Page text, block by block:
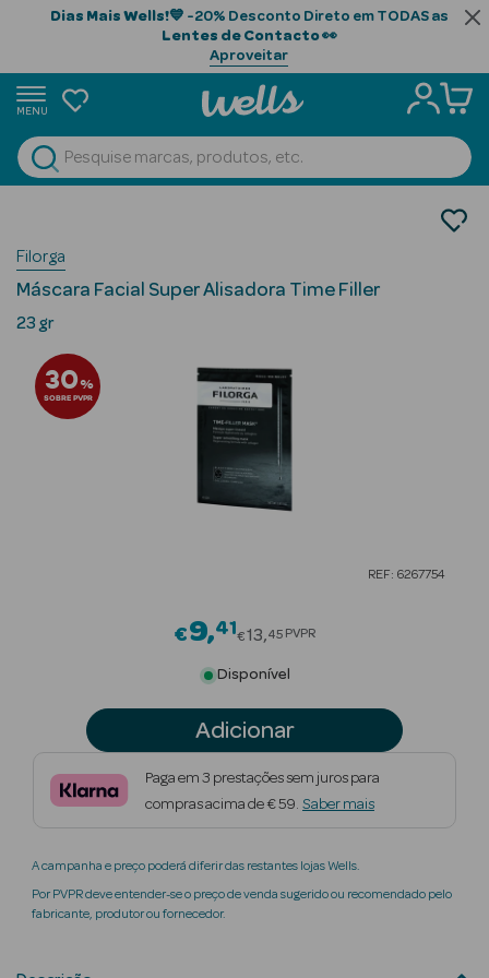
Dias Mais Wells!💙 -20% Desconto Direto em TODAS as
Lentes de Contacto👀
Aproveitar
MENU
Ver Tudo
Beauty Season
Cabelo
Beauty Season
Cosmética
Beauty Season
Maquilhagem
Beauty Season
Perfumes
Máscaras Faciais
Filorga
Máscara Facial Super Alisadora Time Filler
23 gr
30%
SOBRE PVPR
REF: 6267754
€9 41Price reduced from
€13 45 PVPR
Disponível
Adicionar
Paga em 3 prestações sem juros para
compras acima de € 59. Saber mais
A campanha e preço poderá diferir das restantes lojas Wells.
Por PVPR deve entender-se o preço de venda sugerido ou recomendado pelo
fabricante, produtor ou fornecedor.